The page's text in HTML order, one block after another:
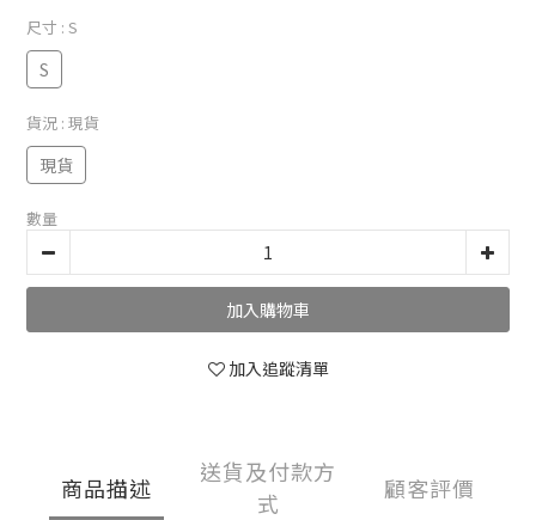
尺寸 : S
S
貨況 : 現貨
現貨
數量
加入購物車
加入追蹤清單
商品描述
送貨及付款方
式
顧客評價